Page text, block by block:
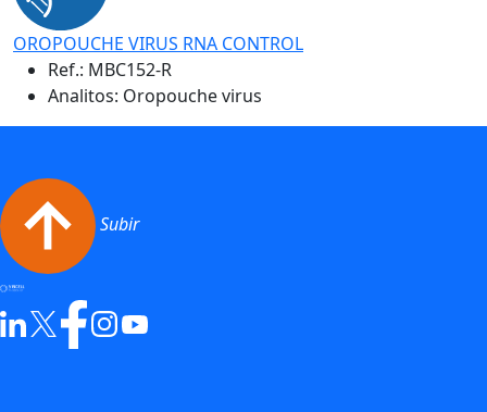
OROPOUCHE VIRUS RNA CONTROL
Ref.: MBC152-R
Analitos: Oropouche virus
Subir